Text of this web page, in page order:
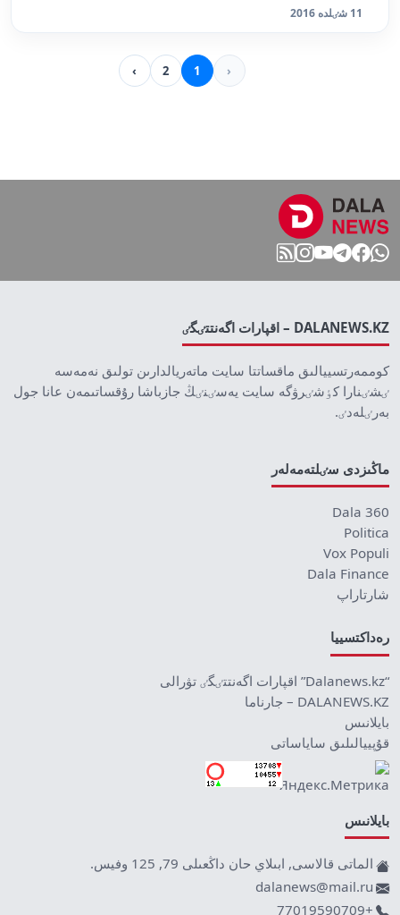
11 شٸلدە 2016
‹
1
2
›
DALANEWS.KZ – اقپارات اگەنتتٸگٸ
كوممەرتسييالىق ماقساتتا سايت ماتەريالدارىن تولىق نەمەسە
ٸشٸنارا كٶشٸرۋگە سايت يەسٸنٸڭ جازباشا رۇقساتىمەن عانا جول
بەرٸلەدٸ.
ماڭىزدى سٸلتەمەلەر
Dala 360
Politica
Vox Populi
Dala Finance
شارتاراپ
رەداكتسييا
“Dalanews.kz” اقپارات اگەنتتٸگٸ تۋرالى
DALANEWS.KZ – جارناما
بايلانىس
قۇپييالىلىق ساياساتى
بايلانىس
الماتى قالاسى, ابىلاي حان داڭعىلى 79, 125 وفيس.
dalanews@mail.ru
+77019590709